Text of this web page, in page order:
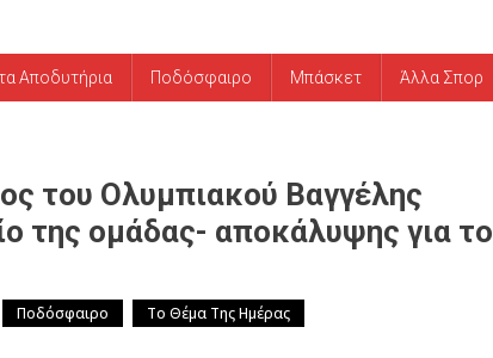
Αποδυτήρια Ποδόσφαιρο Μπάσκετ Άλλα Σπορ
του Ολυμπιακού Βαγγέλης
της ομάδας- αποκάλυψης για το
Ποδόσφαιρο Το Θέμα Της Ημέρας